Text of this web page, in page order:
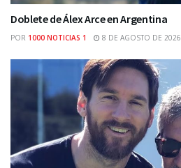
Doblete de Álex Arce en Argentina
POR 1000 NOTICIAS 1 8 DE AGOSTO DE 2026